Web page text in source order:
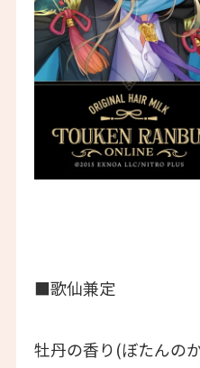
■歌仙兼定
牡丹の香り(ぼたんの